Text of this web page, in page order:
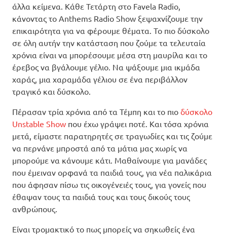
άλλα κείμενα. Κάθε Τετάρτη στο Favela Radio,
κάνοντας το Anthems Radio Show ξεψαχνίζουμε την
επικαιρότητα για να φέρουμε θέματα. Το πιο δύσκολο
σε όλη αυτήν την κατάσταση που ζούμε τα τελευταία
χρόνια είναι να μπορέσουμε μέσα στη μαυρίλα και το
έρεβος να βγάλουμε γέλιο. Να ψάξουμε μια ικμάδα
χαράς, μια χαραμάδα γέλιου σε ένα περιβάλλον
τραγικό και δύσκολο.
Πέρασαν τρία χρόνια από τα Τέμπη και το πιο δύσκολο
Unstable Show που έχω γράψει ποτέ. Και τόσα χρόνια
μετά, είμαστε παρατηρητές σε τραγωδίες και τις ζούμε
να περνάνε μπροστά από τα μάτια μας χωρίς να
μπορούμε να κάνουμε κάτι. Μαθαίνουμε για μανάδες
που έμειναν ορφανά τα παιδιά τους, για νέα παλικάρια
που άφησαν πίσω τις οικογένειές τους, για γονείς που
έθαψαν τους τα παιδιά τους και τους δικούς τους
ανθρώπους.
Είναι τρομακτικό το πως μπορείς να σηκωθείς ένα